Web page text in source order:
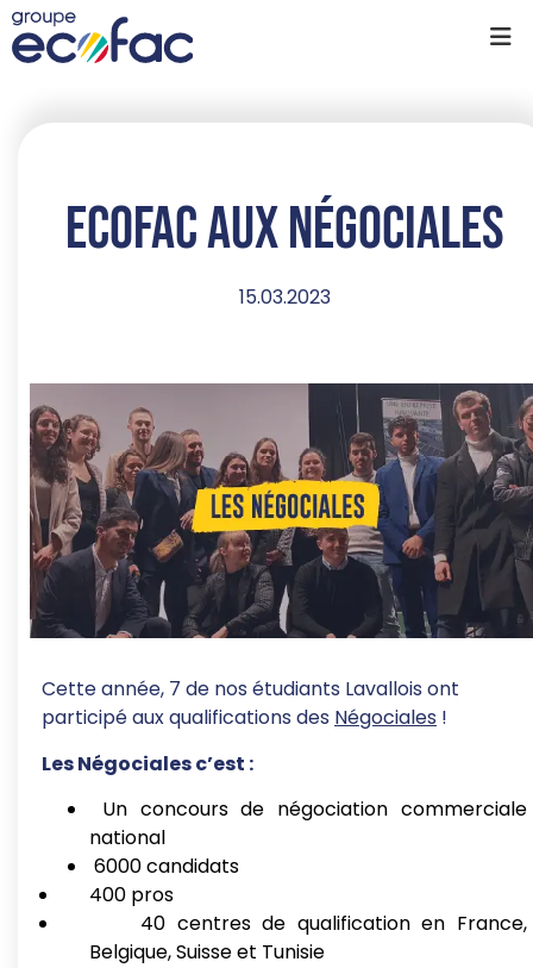
Ecofac aux Négociales
15.03.2023
Cette année, 7 de nos étudiants Lavallois ont
participé aux qualifications des Négociales !
Les Négociales c’est :
Un concours de négociation commerciale
national
6000 candidats
400 pros
40 centres de qualification en France,
Belgique, Suisse et Tunisie